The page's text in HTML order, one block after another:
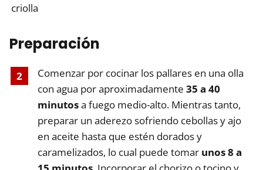
criolla
Preparación
Comenzar por cocinar los pallares en una olla
con agua por aproximadamente 35 a 40
minutosa fuego medio-alto. Mientras tanto,
preparar un aderezo sofriendo cebollas y ajo
en aceite hasta que estén dorados y
caramelizados, lo cual puede tomar unos 8 a